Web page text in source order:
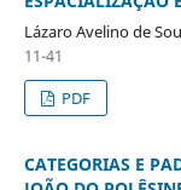
Lázaro Avelino de
11-41
PDF
CATEGORIAS E